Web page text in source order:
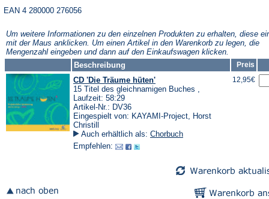
EAN 4 280000 276056
Um weitere Informationen zu den einzelnen Produkten zu erhalten, diese
mit der Maus anklicken. Um einen Artikel in den Warenkorb zu legen, die
Mengenzahl eingeben und dann auf den Einkaufswagen klicken.
Beschreibung
Preis
CD 'Die Träume hüten'
15 Titel des gleichnamigen Buches ,
Laufzeit: 58:29
Artikel-Nr.: DV36
Eingespielt von: KAYAMI-Project, Horst
Christill
Auch erhältlich als: Chorbuch
Empfehlen:
12,95€